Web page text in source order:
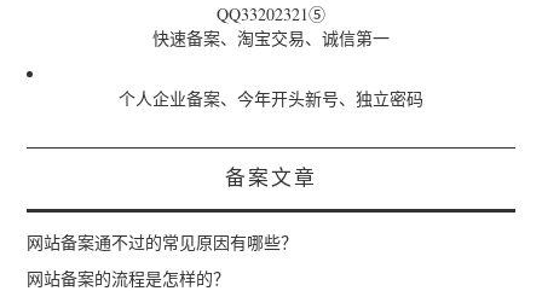
QQ33202321⑤
快速备案、淘宝交易、诚信第一
个人企业备案、今年开头新号、独立密码
备案文章
网站备案通不过的常见原因有哪些？
网站备案的流程是怎样的？